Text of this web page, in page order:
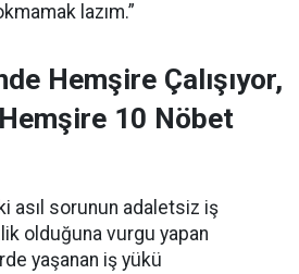
lazım.”
Hemşire Çalışıyor,
10 Nöbet
asıl sorunun adaletsiz iş
olduğuna vurgu yapan
yaşanan iş yükü